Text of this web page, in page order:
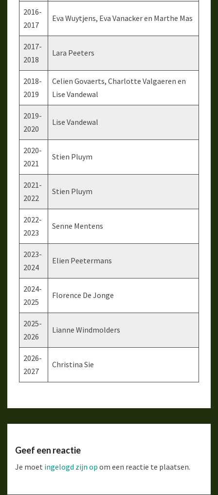
2016-
2017
Eva Wuytjens, Eva Vanacker en Marthe Mas
2017-
2018
Lara Peeters
2018-
2019
Celien Govaerts, Charlotte Valgaeren en
Lise Vandewal
2019-
2020
Lise Vandewal
2020-
2021
Stien Pluym
2021-
2022
Stien Pluym
2022-
2023
Senne Mentens
2023-
2024
Elien Peetermans
2024-
2025
Florence De Jonge
2025-
2026
Lianne Windmolders
2026-
2027
Christina Sie
Geef een reactie
Je moet ingelogd zijn op om een reactie te plaatsen.